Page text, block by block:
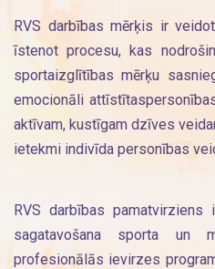
RVS darbības mērķis ir
īstenot procesu, kas
sportaizglītības mērķu
emocionāli
aktīvam, kustīgam dzīves
ietekmi indivīda personības
RVS darbības
sagatavošana sporta un
profesionālās ievirzes